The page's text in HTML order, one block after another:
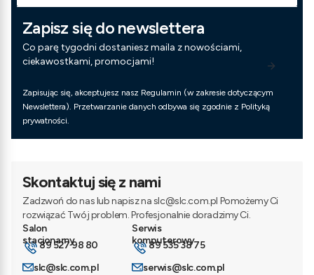
Zapisz się do newslettera
Co parę tygodni dostaniesz maila z nowościami,
ciekawostkami, promocjami!
Zapisując się, akceptujesz nasz Regulamin (w zakresie dotyczącym
Newslettera). Przetwarzanie danych odbywa się zgodnie z Polityką
prywatności.
Skontaktuj się z nami
Zadzwoń do nas lub napisz na slc@slc.com.pl Pomożemy Ci
rozwiązać Twój problem. Profesjonalnie doradzimy Ci.
89 527 98 80
89 535 38 75
slc@slc.com.pl
serwis@slc.com.pl